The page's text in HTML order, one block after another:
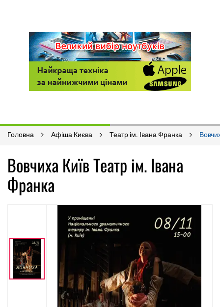
Головна Афіша Києва Театр ім. Івана Франка
Вовчиха Київ Театр ім. Івана
Франка